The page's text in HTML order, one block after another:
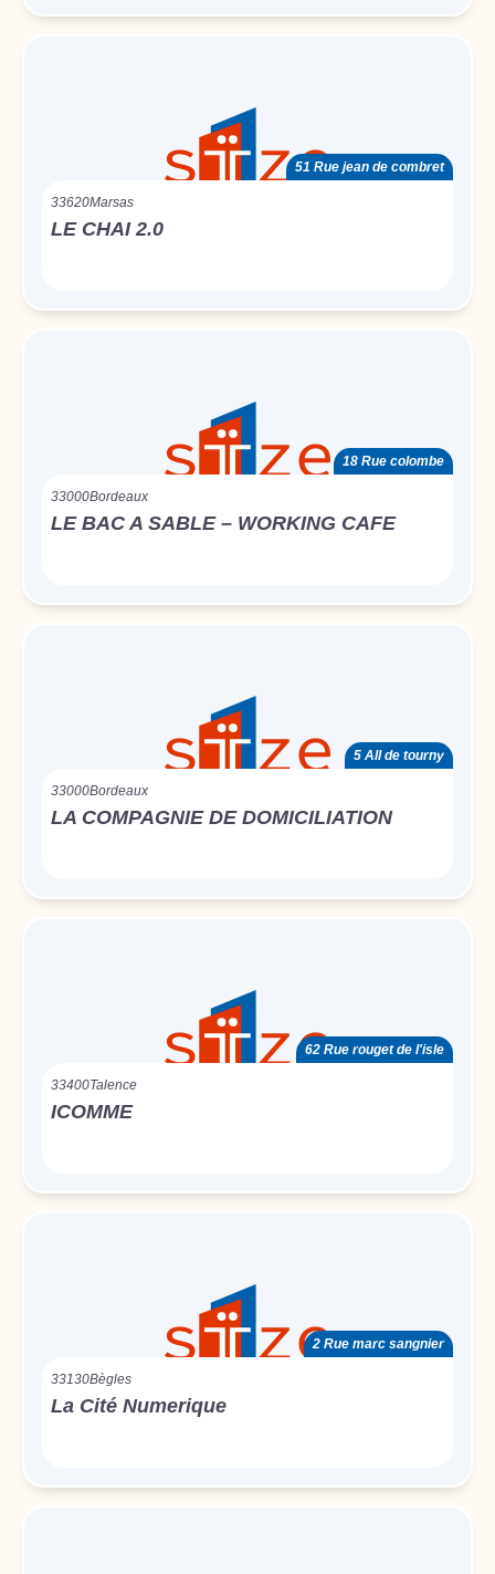
51 Rue jean de combret
33620Marsas
LE CHAI 2.0
18 Rue colombe
33000Bordeaux
LE BAC A SABLE – WORKING CAFE
5 All de tourny
33000Bordeaux
LA COMPAGNIE DE DOMICILIATION
62 Rue rouget de l'isle
33400Talence
ICOMME
2 Rue marc sangnier
33130Bègles
La Cité Numerique